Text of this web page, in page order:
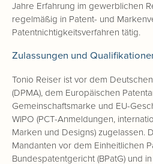
Jahre Erfahrung im gewerblichen
regelmäßig in Patent- und
Patentnichtigkeitsverfahren tätig.
Zulassungen und
Tonio Reiser ist vor dem
(DPMA), dem Europäischen
Gemeinschaftsmarke und EU-
WIPO (PCT-Anmeldungen,
Marken und Designs) zugelassen.
Mandanten vor dem Einheitlichen
Bundespatentgericht (BPatG) und